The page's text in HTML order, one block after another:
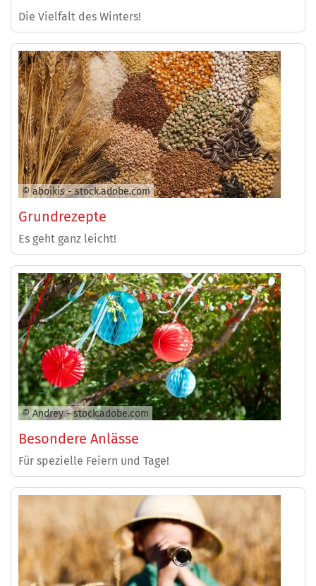
Die Vielfalt des Winters!
© aboikis - stock.adobe.com
Grundrezepte
Es geht ganz leicht!
© Andrey - stock.adobe.com
Besondere Anlässe
Für spezielle Feiern und Tage!